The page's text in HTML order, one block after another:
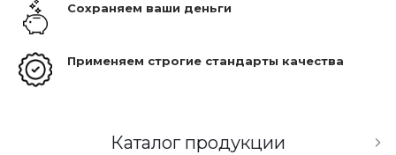
Сохраняем ваши деньги
Применяем строгие стандарты качества
Каталог продукции